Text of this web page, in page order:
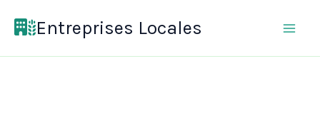
Entreprises Locales